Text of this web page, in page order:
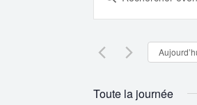
et
navigation
vues
Rechercher
Évènements
mot-
Toute la journée